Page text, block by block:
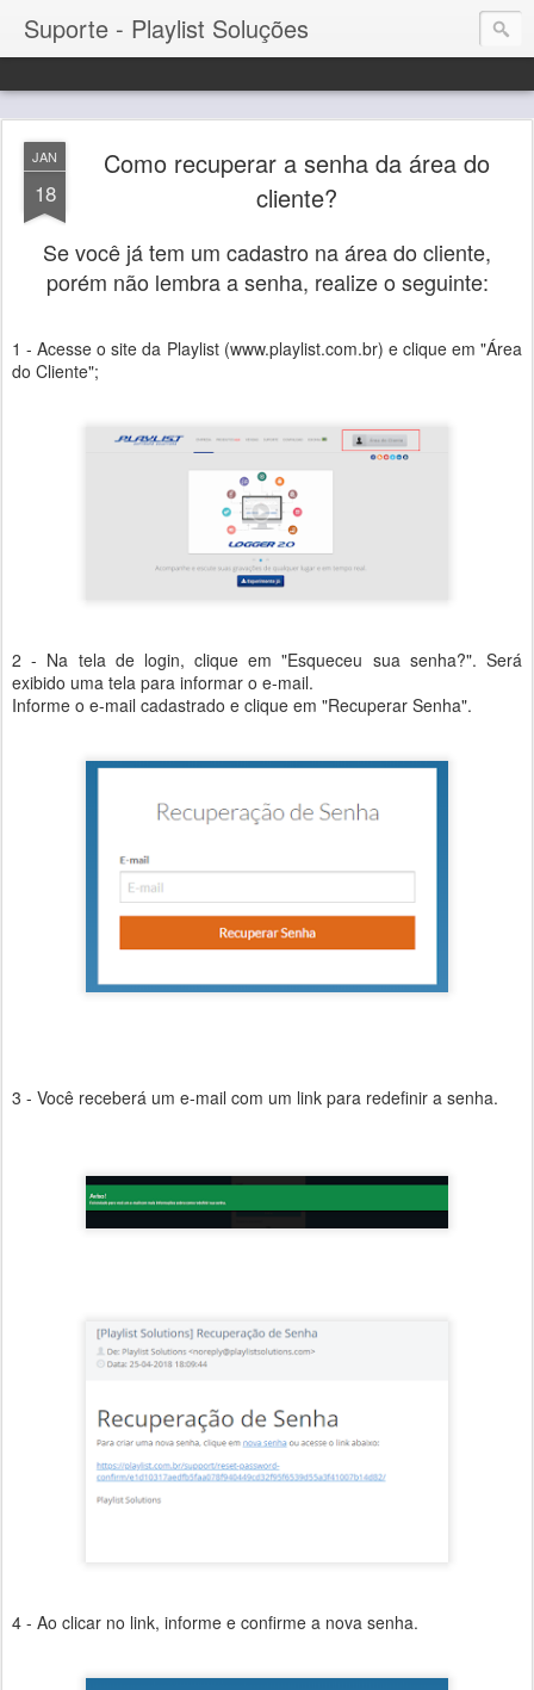
Suporte - Playlist Soluções
JAN
18
Como recuperar a senha da área do
cliente?
Se você já tem um cadastro na área do cliente,
porém não lembra a senha, realize o seguinte:
1 - Acesse o site da Playlist (www.playlist.com.br) e clique em "Área
do Cliente";
2 - Na tela de login, clique em "Esqueceu sua senha?". Será
exibido uma tela para informar o e-mail.
Informe o e-mail cadastrado e clique em "Recuperar Senha".
3 - Você receberá um e-mail com um link para redefinir a senha.
4 - Ao clicar no link, informe e confirme a nova senha.